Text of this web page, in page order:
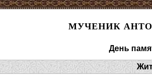
МУЧЕНИК
День